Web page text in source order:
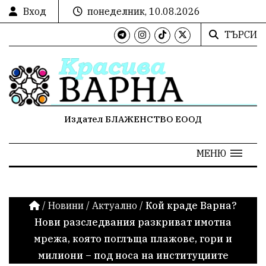
Вход
понеделник, 10.08.2026
ТЪРСИ
Издател БЛАЖЕНСТВО ЕООД
МЕНЮ
/ Новини / Актуално / Кой краде Варна?
Нови разследвания разкриват имотна
мрежа, която поглъща плажове, гори и
милиони – под носа на институциите